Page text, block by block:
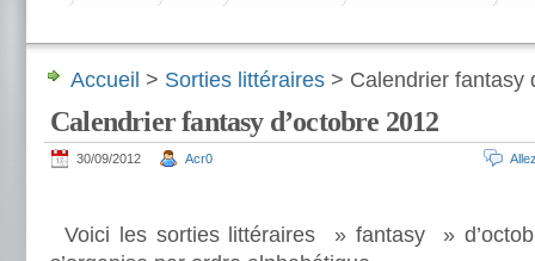
Accueil > Sorties littéraires > Calendrier fantasy
Calendrier fantasy d’octobre 2012
30/09/2012 Acr0
Voici les sorties littéraires » fantasy »